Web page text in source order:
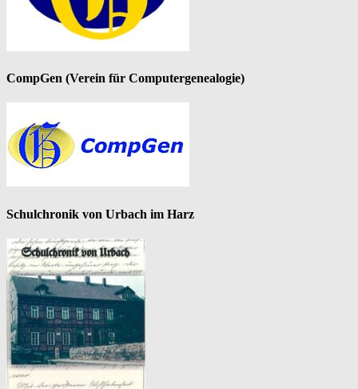
CompGen (Verein für Computergenealogie)
Schulchronik von Urbach im Harz